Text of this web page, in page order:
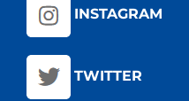
INSTAGRAM
TWITTER